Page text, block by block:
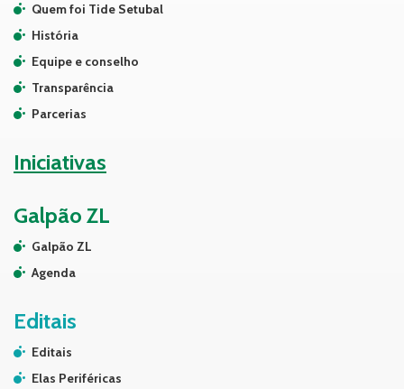
Quem foi Tide Setubal
História
Equipe e conselho
Transparência
Parcerias
Iniciativas
Galpão ZL
Galpão ZL
Agenda
Editais
Editais
Elas Periféricas